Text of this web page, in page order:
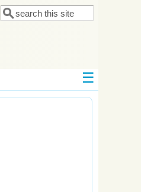
Форма поиска
Поиск